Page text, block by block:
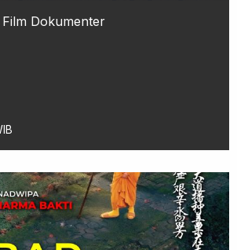
Dokumenter